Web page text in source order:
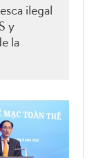
ilegal
y
la